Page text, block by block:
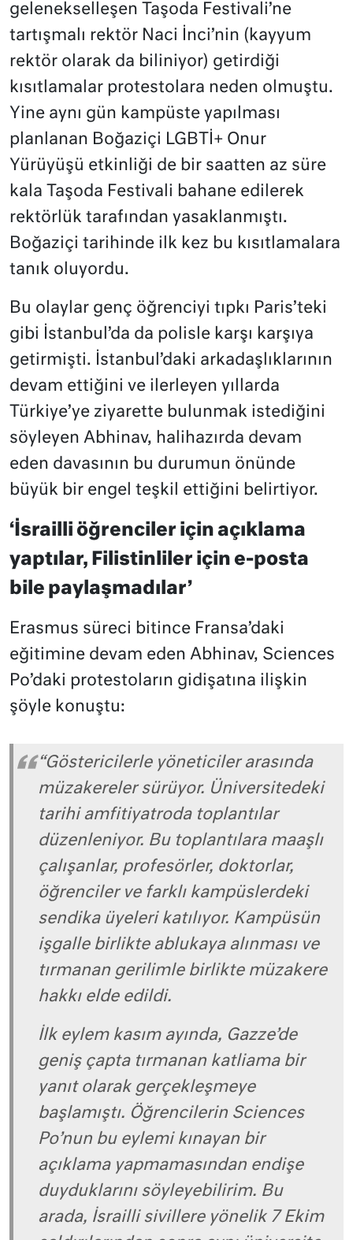
gelenekselleşen Taşoda Festivali’ne
tartışmalı rektör Naci İnci’nin (kayyum
rektör olarak da biliniyor) getirdiği
kısıtlamalar protestolara neden olmuştu.
Yine aynı gün kampüste yapılması
planlanan Boğaziçi LGBTİ+ Onur
Yürüyüşü etkinliği de bir saatten az süre
kala Taşoda Festivali bahane edilerek
rektörlük tarafından yasaklanmıştı.
Boğaziçi tarihinde ilk kez bu kısıtlamalara
tanık oluyordu.
Bu olaylar genç öğrenciyi tıpkı Paris’teki
gibi İstanbul’da da polisle karşı karşıya
getirmişti. İstanbul’daki arkadaşlıklarının
devam ettiğini ve ilerleyen yıllarda
Türkiye’ye ziyarette bulunmak istediğini
söyleyen Abhinav, halihazırda devam
eden davasının bu durumun önünde
büyük bir engel teşkil ettiğini belirtiyor.
‘İsrailli öğrenciler için açıklama
yaptılar, Filistinliler için e-posta
bile paylaşmadılar’
Erasmus süreci bitince Fransa’daki
eğitimine devam eden Abhinav, Sciences
Po’daki protestoların gidişatına ilişkin
şöyle konuştu:
“Göstericilerle yöneticiler arasında
müzakereler sürüyor. Üniversitedeki
tarihi amfitiyatroda toplantılar
düzenleniyor. Bu toplantılara maaşlı
çalışanlar, profesörler, doktorlar,
öğrenciler ve farklı kampüslerdeki
sendika üyeleri katılıyor. Kampüsün
işgalle birlikte ablukaya alınması ve
tırmanan gerilimle birlikte müzakere
hakkı elde edildi.
İlk eylem kasım ayında, Gazze’de
geniş çapta tırmanan katliama bir
yanıt olarak gerçekleşmeye
başlamıştı. Öğrencilerin Sciences
Po’nun bu eylemi kınayan bir
açıklama yapmamasından endişe
duyduklarını söyleyebilirim. Bu
arada, İsrailli sivillere yönelik 7 Ekim